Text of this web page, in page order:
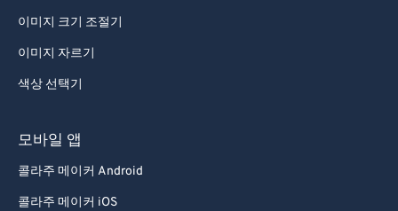
이미지 크기 조절기
이미지 자르기
색상 선택기
모바일 앱
콜라주 메이커 Android
콜라주 메이커 iOS